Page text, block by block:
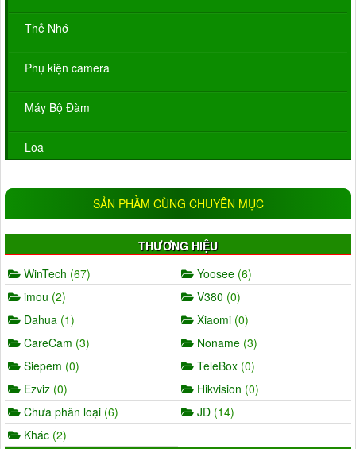
Thẻ Nhớ
Phụ kiện camera
Máy Bộ Đàm
Loa
SẢN PHẦM CÙNG CHUYÊN MỤC
THƯƠNG HIỆU
WinTech (67) Yoosee (6)
imou (2) V380 (0)
Dahua (1) Xiaomi (0)
CareCam (3) Noname (3)
Siepem (0) TeleBox (0)
Ezviz (0) Hikvision (0)
Chưa phân loại (6) JD (14)
Khác (2)